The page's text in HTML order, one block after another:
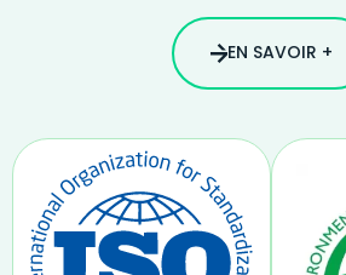
EN SAVOIR +